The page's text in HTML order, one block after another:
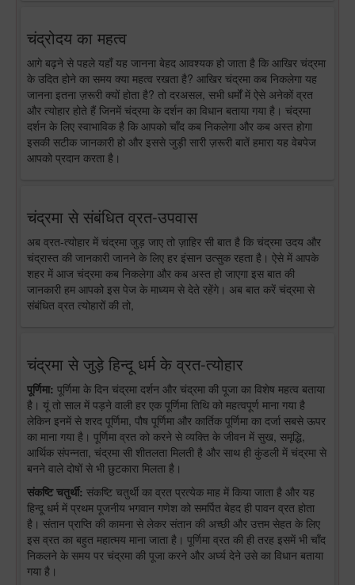
चंद्रोदय का महत्व
आगे बढ़ने से पहले यहाँ यह जानना बेहद आवश्यक हो जाता है कि आखिर चंद्रमा
के उदित होने का समय क्या महत्व रखता है? आखिर चंद्रमा कब निकलेगा यह
जानना इतना ज़रूरी क्यों होता है? तो दरअसल, सभी धर्मों में ऐसे अनेकों व्रत
और त्योहार होते हैं जिनमें चंद्रमा के दर्शन का विधान बताया गया है। चंद्रमा
दर्शन के लिए स्वाभाविक है कि आपको चाँद कब निकलेगा और कब अस्त होगा
इसकी सटीक जानकारी हो और इससे जुड़ी सारी ज़रूरी बातें हमारा यह वेबपेज
आपको प्रदान करता है।
चंद्रमा से संबंधित व्रत-उपवास
अब व्रत-त्योहार में चंद्रमा जुड़ जाए तो ज़ाहिर सी बात है कि चंद्रमा उदय और
चंद्रास्त की जानकारी जानने के लिए हर इंसान उत्सुक रहता है। ऐसे में आपके
शहर में आज चंद्रमा कब निकलेगा और कब अस्त हो जाएगा इस बात की
जानकारी हम आपको इस पेज के माध्यम से देते रहेंगे। अब बात करें चंद्रमा से
संबंधित व्रत त्योहारों की तो,
चंद्रमा से जुड़े हिन्दू धर्म के व्रत-त्योहार
पूर्णिमा: पूर्णिमा के दिन चंद्रमा दर्शन और चंद्रमा की पूजा का विशेष महत्व बताया
है। यूं तो साल में पड़ने वाली हर एक पूर्णिमा तिथि को महत्वपूर्ण माना गया है
लेकिन इनमें से शरद पूर्णिमा, पौष पूर्णिमा और कार्तिक पूर्णिमा का दर्जा सबसे ऊपर
का माना गया है। पूर्णिमा व्रत को करने से व्यक्ति के जीवन में सुख, समृद्धि,
आर्थिक संपन्नता, चंद्रमा सी शीतलता मिलती है और साथ ही कुंडली में चंद्रमा से
बनने वाले दोषों से भी छुटकारा मिलता है।
संकष्टि चतुर्थी: संकष्टि चतुर्थी का व्रत प्रत्येक माह में किया जाता है और यह
हिन्दू धर्म में प्रथम पूजनीय भगवान गणेश को समर्पित बेहद ही पावन व्रत होता
है। संतान प्राप्ति की कामना से लेकर संतान की अच्छी और उत्तम सेहत के लिए
इस व्रत का बहुत महात्मय माना जाता है। पूर्णिमा व्रत की ही तरह इसमें भी चाँद
निकलने के समय पर चंद्रमा की पूजा करने और अर्घ्य देने उसे का विधान बताया
गया है।